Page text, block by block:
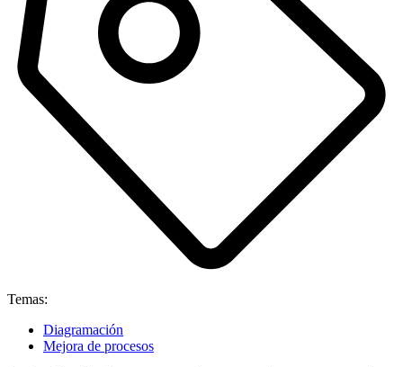
Temas:
Diagramación
Mejora de procesos